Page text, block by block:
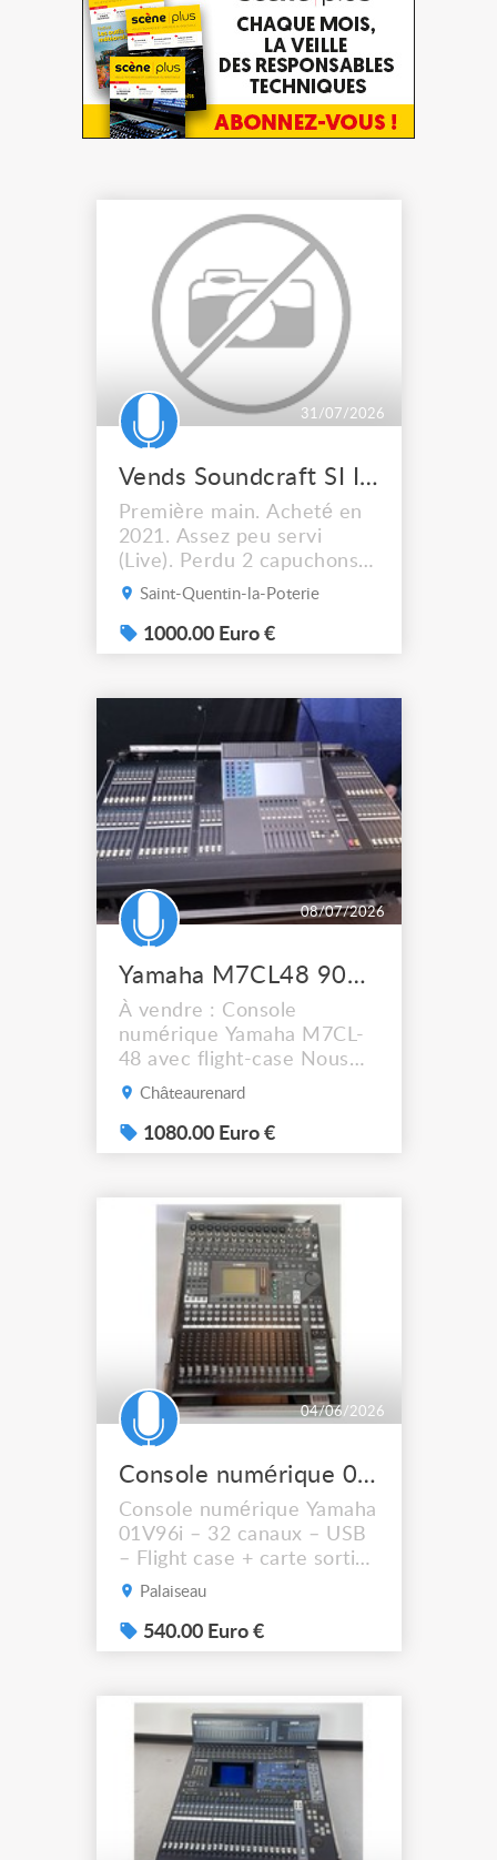
31/07/2026
Vends Soundcraft SI Impact
Première main. Acheté en
2021. Assez peu servi
(Live). Perdu 2 capuchons
de fader (N'empêche pas le
avec Flightcase, lumière
usb. Vidéo disponible, ou
directement sur place.
Saint-Quentin-la-Poterie
1000.00 Euro €
08/07/2026
Yamaha M7CL48 900 HT 1080 TTC
À vendre : Console
numérique Yamaha M7CL-
48 avec flight-case Nous
mettons en vente une
avec son flight-case.
Console emblématique du
l'événementiel, la M7CL
reste une référence pour la
sonorisation live. Prix : 900
€ HT (1080 € TTC) État :
Console fonc...
Châteaurenard
1080.00 Euro €
04/06/2026
Console numérique 01V96i Yamaha 32 canaux8 aux8 bus
Console numérique Yamaha
01V96i – 32 canaux – USB
– Flight case + carte sorties
Console compacte et
01V96i est une référence
pour le live, le studio et les
combine qualité audio
professionnelle, flexibilité
de routing et interface USB
intégrée pour l’en...
Palaiseau
540.00 Euro €